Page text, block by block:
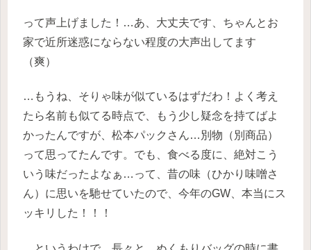
って声上げました！…あ、大丈夫です、ちゃんとお
家で近所迷惑にならない程度の大声出してます
（爽）
…もうね、そりゃ味が似ているはずだわ！よく考え
たら名前も似てる時点で、もう少し疑念を持てばよ
かったんですが、松本パックさん…別物（別商品）
って思ってたんです。でも、食べる度に、絶対こう
いう味だったよなぁ…って、昔の味（ひかり味噌さ
ん）に思いを馳せていたので、今年のGW、本当にス
ッキリした！！！